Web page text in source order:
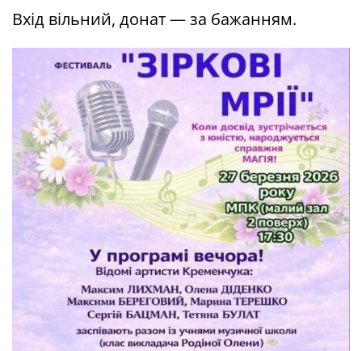
Вхід вільний, донат — за бажанням.